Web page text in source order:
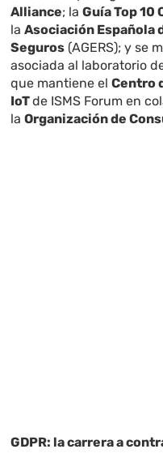
Alliance; laGuía Top 10
laAsociación Española
Seguros (AGERS); y se
asociada al laboratorio
que mantiene elCentro
IoTde ISMS Forum en
laOrganización de
GDPR: la carrera a